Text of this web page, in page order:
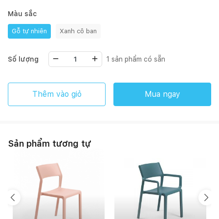
Màu sắc
Gỗ tự nhiên Xanh cô ban
Số lượng 1 sản phẩm có sẵn
Thêm vào giỏ Mua ngay
Sản phẩm tương tự